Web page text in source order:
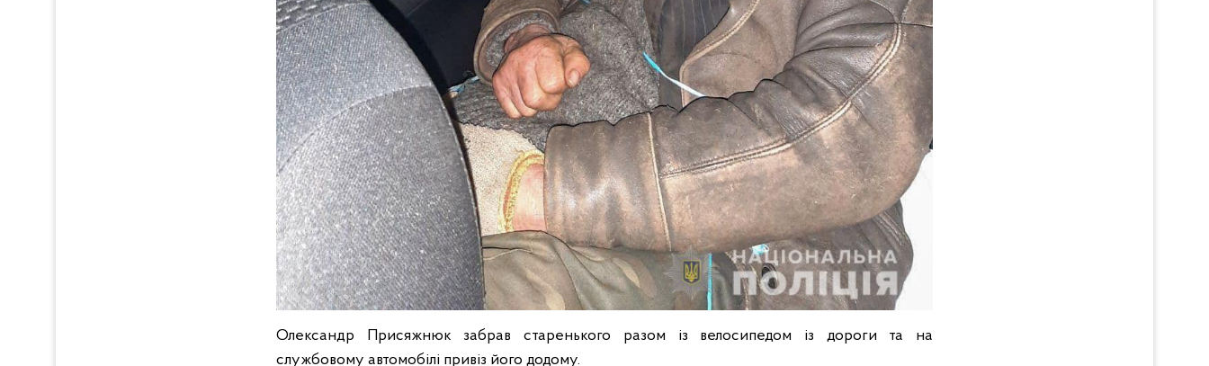
Олександр Присяжнюк забрав старенького разом із велосипедом із дороги та на
службовому автомобілі привіз його додому.